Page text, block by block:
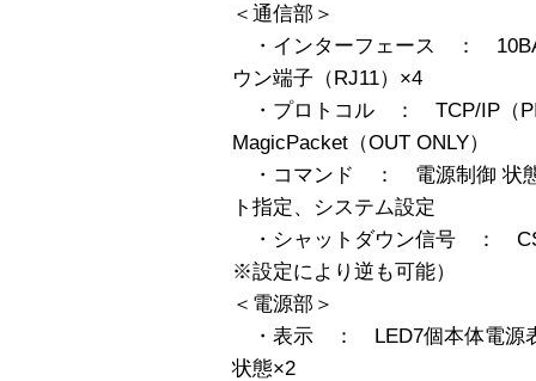
＜通信部＞
・インターフェース ：
ウン端子（RJ11）×4
・プロトコル ： TCP/IP（
MagicPacket（OUT ONLY）
・コマンド ： 電源制御 状態
ト指定、システム設定
・シャットダウン信号 ： CS
※設定により逆も可能）
＜電源部＞
・表示 ： LED7個本体電源表
状態×2